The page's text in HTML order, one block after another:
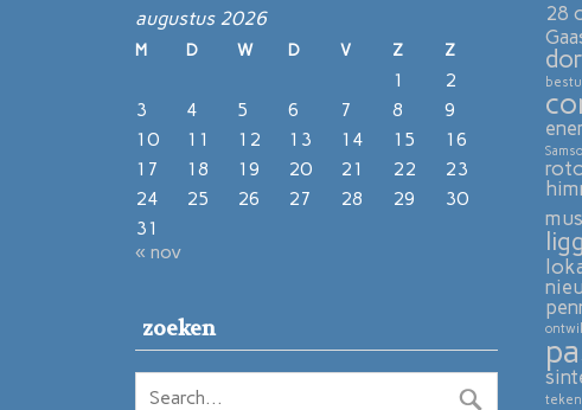
augustus 2026
M D W D V Z Z
1
2
3
4 5 6 7 8
9
10
11 12 13 14 15
16
17
18 19 20 21 22
23
24
25 26 27 28 29
30
31
« nov
zoeken
28